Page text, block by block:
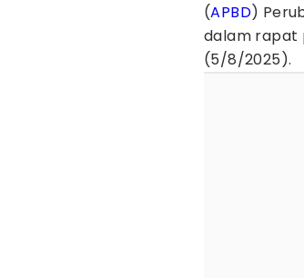
(APBD)
dalam rapat
(5/8/2025).